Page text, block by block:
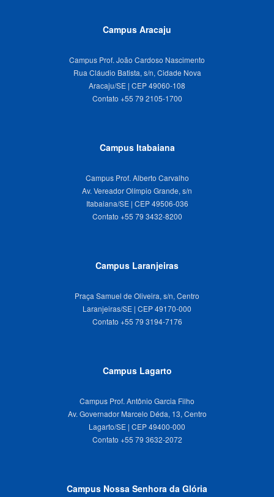
Campus Aracaju
Campus Prof. João Cardoso Nascimento
Rua Cláudio Batista, s/n, Cidade Nova
Aracaju/SE | CEP 49060-108
Campus Itabaiana
Campus Prof. Alberto Carvalho
Av. Vereador Olímpio Grande, s/n
Itabaiana/SE | CEP 49506-036
Campus Laranjeiras
Praça Samuel de Oliveira, s/n, Centro
Laranjeiras/SE | CEP 49170-000
Campus Lagarto
Campus Prof. Antônio Garcia Filho
Av. Governador Marcelo Déda, 13, Centro
Lagarto/SE | CEP 49400-000
Campus Nossa Senhora da Glória